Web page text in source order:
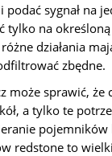
podać sygnał na
tylko na
działania
zbędne.
może sprawić, że
a tylko te
pojemników
redstone to